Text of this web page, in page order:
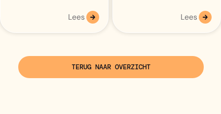
Lees Lees
TERUG NAAR OVERZICHT